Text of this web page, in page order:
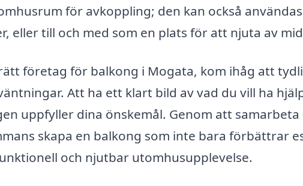
för avkoppling; den kan också
eller till och med som en plats för att njuta av
företag för balkong i Mogata, kom ihåg att
Att ha ett klart bild av vad du vill ha
uppfyller dina önskemål. Genom att samarbeta
skapa en balkong som inte bara förbättrar
och njutbar utomhusupplevelse.